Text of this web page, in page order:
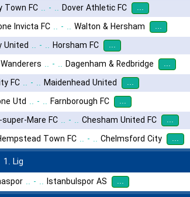
Town FC .. - .. Dover Athletic FC ...
Invicta FC .. - .. Walton & Hersham ...
United .. - .. Horsham FC ...
.. - .. Dagenham & Redbridge ...
FC .. - .. Maidenhead United ...
Utd .. - .. Farnborough FC ...
Mare FC .. - .. Chesham United FC ...
Town FC .. - .. Chelmsford City ...
1. Lig
.. - .. Istanbulspor AS ...